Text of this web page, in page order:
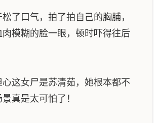
口气，拍了拍自己的胸脯，
模糊的脸一眼，顿时吓得往后
女尸是苏清茹，她根本都不
真是太可怕了！